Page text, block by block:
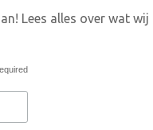
Lees alles over wat